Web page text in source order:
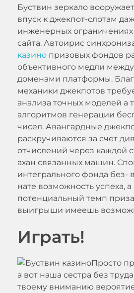
Буствин зеркало
впуск к джекпот-слотам
инженерных
сайта. Автоирис
казино призовых фондов
объективного медли
доменами платформы.
механики джекпотов
анализа точных моделей а
алгоритмов генерации
чисел. Авангардные
раскручиваются за счет
отчислений через каждой
ахан связанных машин.
интегрального фонда без-
нате возможность успеха,
потенциальный темп
выигрыши имеешь
Играть!
Просто
а вот наша сестра без
твоему вниманию